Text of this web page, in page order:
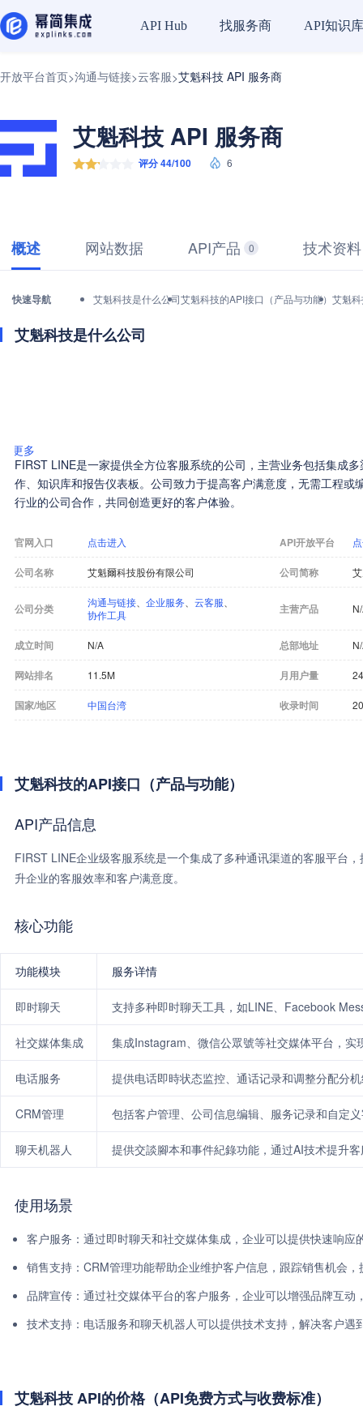
API Hub 找服务商 API知识库
开放平台首页>沟通与链接>云客服>艾魁科技 API 服务商
艾魁科技 API 服务商
评分 44/100 6
概述 网站数据 API产品 0 技术资料
快速导航 艾魁科技是什么公司艾魁科技的API接口（产品与功能） 艾魁
艾魁科技是什么公司
更多
FIRST LINE是一家提供全方位客服系统的公司，主营业务包括集成
作、知识库和报告仪表板。公司致力于提高客户满意度，无需工程或
行业的公司合作，共同创造更好的客户体验。
官网入口 点击进入 API开放平台
公司名称 艾魁爾科技股份有限公司 公司简称
公司分类 沟通与链接 企业服务 云客服
协作工具
主营产品
成立时间 N/A 总部地址
网站排名 11.5M 月用户量
国家/地区 中国台湾 收录时间
艾魁科技的API接口（产品与功能）
API产品信息
FIRST LINE企业级客服系统是一个集成了多种通讯渠道的客服平台
升企业的客服效率和客户满意度。
核心功能
功能模块 服务详情
即时聊天 支持多种即时聊天工具，如LINE、Facebook
社交媒体集成 集成Instagram、微信公眾號等社交媒体平台，实
电话服务 提供电话即時状态监控、通话记录和调整分配分
CRM管理 包括客户管理、公司信息编辑、服务记录和自定
聊天机器人 提供交談腳本和事件紀錄功能，通过AI技术提升
使用场景
客户服务：通过即时聊天和社交媒体集成，企业可以提供快速响应
销售支持：CRM管理功能帮助企业维护客户信息，跟踪销售机会
品牌宣传：通过社交媒体平台的客户服务，企业可以增强品牌互动
技术支持：电话服务和聊天机器人可以提供技术支持，解决客户遇
艾魁科技 API的价格（API免费方式与收费标准）